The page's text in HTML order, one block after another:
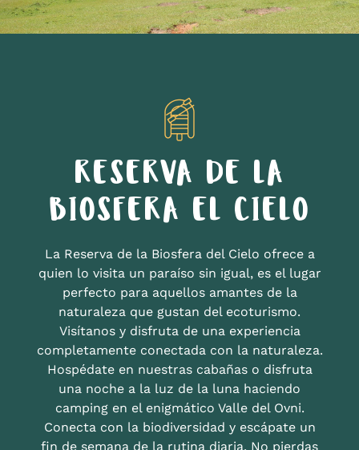
RESERVA DE LA
BIOSFERA EL CIELO
La Reserva de la Biosfera del Cielo ofrece a
quien lo visita un paraíso sin igual, es el lugar
perfecto para aquellos amantes de la
naturaleza que gustan del ecoturismo.
Visítanos y disfruta de una experiencia
completamente conectada con la naturaleza.
Hospédate en nuestras cabañas o disfruta
una noche a la luz de la luna haciendo
camping en el enigmático Valle del Ovni.
Conecta con la biodiversidad y escápate un
fin de semana de la rutina diaria. No pierdas